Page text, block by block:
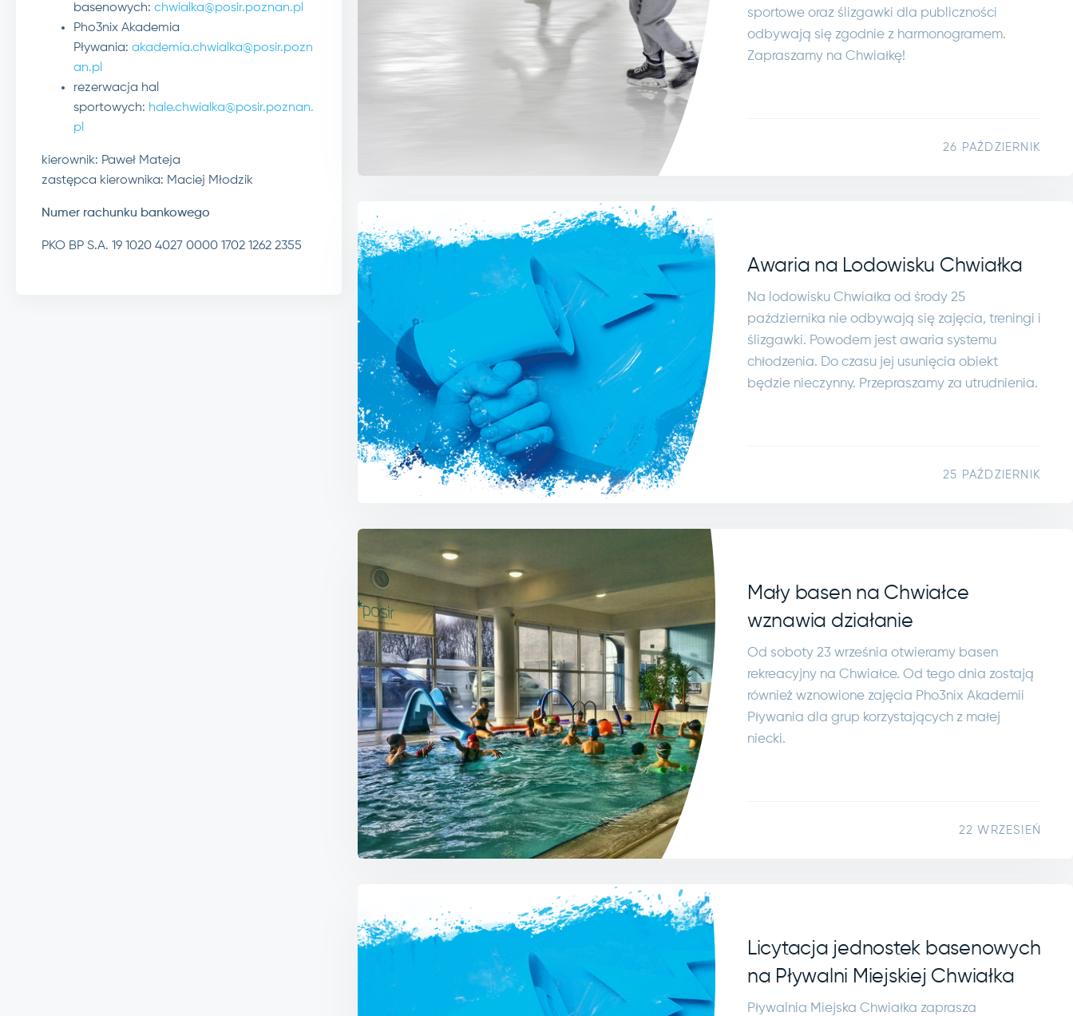
basenowych: chwialka@posir.poznan.pl
Pho3nix Akademia
Pływania: akademia.chwialka@posir.pozn
an.pl
rezerwacja hal
sportowych: hale.chwialka@posir.poznan.
pl
kierownik: Paweł Mateja
zastępca kierownika: Maciej Młodzik
Numer rachunku bankowego
PKO BP S.A. 19 1020 4027 0000 1702 1262 2355
sportowe oraz ślizgawki dla publiczności
odbywają się zgodnie z harmonogramem.
Zapraszamy na Chwiałkę!
26 PAŹDZIERNIK
Awaria na Lodowisku Chwiałka
Na lodowisku Chwiałka od środy 25
października nie odbywają się zajęcia, treningi i
ślizgawki. Powodem jest awaria systemu
chłodzenia. Do czasu jej usunięcia obiekt
będzie nieczynny. Przepraszamy za utrudnienia.
25 PAŹDZIERNIK
Mały basen na Chwiałce
wznawia działanie
Od soboty 23 września otwieramy basen
rekreacyjny na Chwiałce. Od tego dnia zostają
również wznowione zajęcia Pho3nix Akademii
Pływania dla grup korzystających z małej
niecki.
22 WRZESIEŃ
Licytacja jednostek basenowych
na Pływalni Miejskiej Chwiałka
Pływalnia Miejska Chwiałka zaprasza